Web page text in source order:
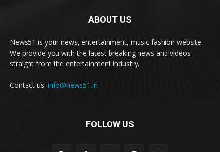
ABOUT US
News51 is your news, entertainment, music fashion website.
We provide you with the latest breaking news and videos
straight from the entertainment industry.
Contact us: info@news51.in
FOLLOW US